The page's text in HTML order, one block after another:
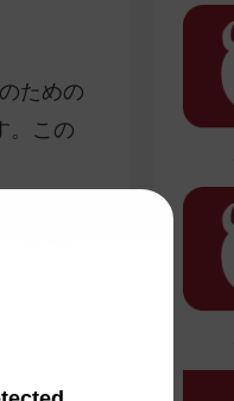
ための
。この
を確認
で